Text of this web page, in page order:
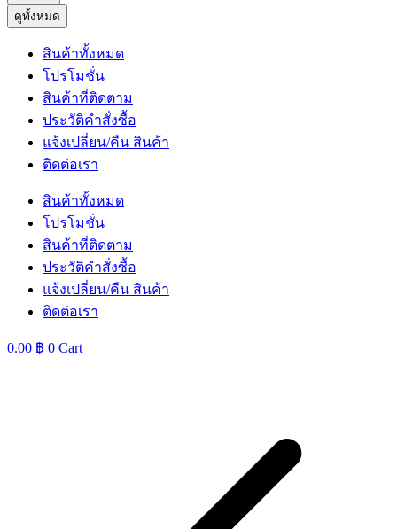
ดูทั้งหมด
สินค้าทั้งหมด
โปรโมชั่น
สินค้าที่ติดตาม
ประวัติคำสั่งซื้อ
แจ้งเปลี่ยน/คืน สินค้า
ติดต่อเรา
สินค้าทั้งหมด
โปรโมชั่น
สินค้าที่ติดตาม
ประวัติคำสั่งซื้อ
แจ้งเปลี่ยน/คืน สินค้า
ติดต่อเรา
0.00 ฿ 0 Cart